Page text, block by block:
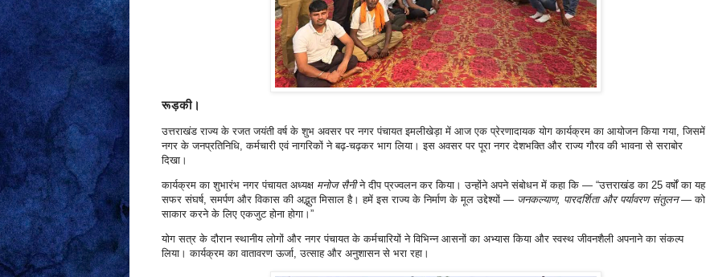
रूड़की।
उत्तराखंड राज्य के रजत जयंती वर्ष के शुभ अवसर पर नगर पंचायत इमलीखेड़ा में आज एक प्रेरणादायक योग कार्यक्रम का आयोजन किया गया, जिसमें
नगर के जनप्रतिनिधि, कर्मचारी एवं नागरिकों ने बढ़-चढ़कर भाग लिया। इस अवसर पर पूरा नगर देशभक्ति और राज्य गौरव की भावना से सराबोर
दिखा।
कार्यक्रम का शुभारंभ नगर पंचायत अध्यक्ष मनोज सैनीने दीप प्रज्वलन कर किया। उन्होंने अपने संबोधन में कहा कि — “उत्तराखंड का 25 वर्षों का यह
सफर संघर्ष, समर्पण और विकास की अद्भुत मिसाल है। हमें इस राज्य के निर्माण के मूल उद्देश्यों — जनकल्याण, पारदर्शिता और पर्यावरण संतुलन— को
साकार करने के लिए एकजुट होना होगा।”
योग सत्र के दौरान स्थानीय लोगों और नगर पंचायत के कर्मचारियों ने विभिन्न आसनों का अभ्यास किया और स्वस्थ जीवनशैली अपनाने का संकल्प
लिया। कार्यक्रम का वातावरण ऊर्जा, उत्साह और अनुशासन से भरा रहा।